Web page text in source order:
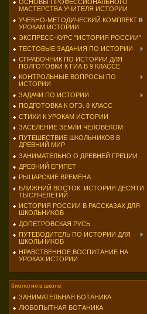
ОСНОВЫ ПРОФЕССИОНАЛЬНОГО
МАСТЕРСТВА УЧИТЕЛЯ ИСТОРИИ
УЧЕБНО-МЕТОДИЧЕСКИЙ КОМПЛЕКТ К
УРОКАМ ИСТОРИИ
ЭКСПРЕСС-КУРС "ИСТОРИЯ РОССИИ"
ТЕСТОВЫЕ ЗАДАНИЯ ПО ИСТОРИИ
СПРАВОЧНИК ПО ИСТОРИИ ДЛЯ
ПОЛГОТОВКИ К ГИА В 9 КЛАССЕ
КОНТРОЛЬНЫЕ ВОПРОСЫ ПО
ИСТОРИИ
ЗАДАЧИ ПО ИСТОРИИ
ПОДГОТОВКА К ОГЭ. 8 КЛАСС
СТИХИ К УРОКАМ ИСТОРИИ
ЗАСЕЛЕНИЕ ЗЕМЛИ ЧЕЛОВЕКОМ
ПУТЕШЕСТВИЕ ШКОЛЬНИКОВ В
ДРЕВНИЙ МИР
ЗАНИМАТЕЛЬНО О ДРЕВНЕЙ ГРЕЦИИ
ДРЕВНИЙ ЕГИПЕТ
РЫЦАРСКИЕ ВРЕМЕНА
БЛИЖНИЙ ВОСТОК. ИСТОРИЯ ДЕСЯТИ
ТЫСЯЧЕЛЕТИЙ
ИСТОРИЯ РОССИИ В РАССКАЗАХ ДЛЯ
ШКОЛЬНИКОВ
ДОПЕТРОВСКАЯ РУСЬ
ПУТЕВОДИТЕЛЬ ПО ИСТОРИИ ДЛЯ
ШКОЛЬНИКОВ
НРАВСТВЕННОЕ ВОСПИТАНИЕ НА
УРОКАХ ИСТОРИИ
биология в школе
ЗАНИМАТЕЛЬНАЯ БОТАНИКА
ЛЮБОПЫТНАЯ БОТАНИКА